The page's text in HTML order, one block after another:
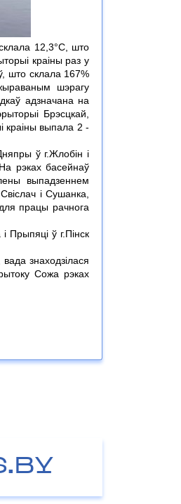
12,3°С, што
краіны раз у
што склала 167%
шэрагу
адзначана на
Брэсцкай,
краіны выпала 2 -
ў г.Жлобін і
рэках басейнаў
выпадзеннем
і Сушанка,
працы рачнога
Прыпяці ў г.Пінск
знаходзілася
Сожа рэках